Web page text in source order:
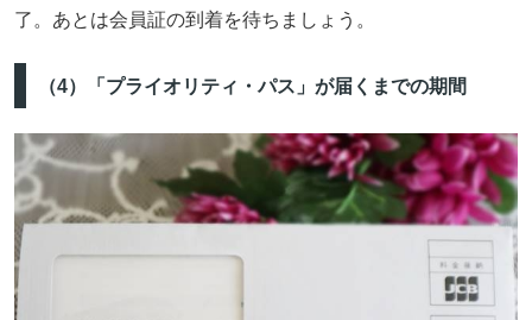
了。あとは会員証の到着を待ちましょう。
（4）「プライオリティ・パス」が届くまでの期間